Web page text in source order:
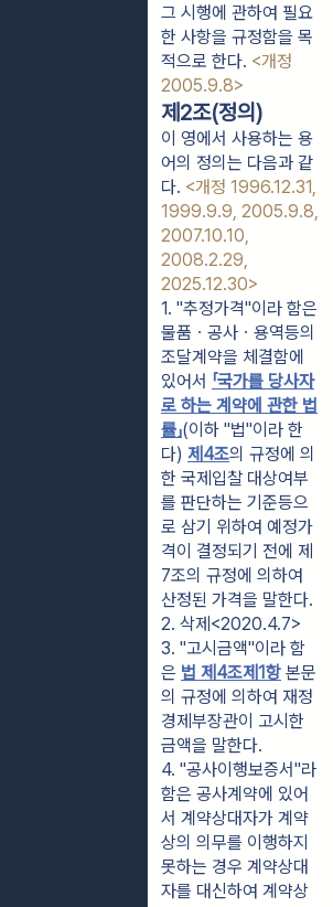
그 시행에 관하여 필요
한 사항을 규정함을 목
적으로 한다. <개정
2005.9.8>
제2조(정의)
이 영에서 사용하는 용
어의 정의는 다음과 같
다. <개정 1996.12.31,
1999.9.9, 2005.9.8,
2007.10.10,
2008.2.29,
2025.12.30>
1. "추정가격"이라 함은
물품ㆍ공사ㆍ용역등의
조달계약을 체결함에
있어서 「국가를 당사자
로 하는 계약에 관한 법
률」(이하 "법"이라 한
다) 제4조의 규정에 의
한 국제입찰 대상여부
를 판단하는 기준등으
로 삼기 위하여 예정가
격이 결정되기 전에 제
7조의 규정에 의하여
산정된 가격을 말한다.
2. 삭제<2020.4.7>
3. "고시금액"이라 함
은 법 제4조제1항 본문
의 규정에 의하여 재정
경제부장관이 고시한
금액을 말한다.
4. "공사이행보증서"라
함은 공사계약에 있어
서 계약상대자가 계약
상의 의무를 이행하지
못하는 경우 계약상대
자를 대신하여 계약상